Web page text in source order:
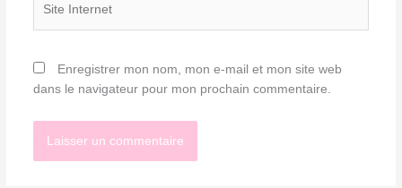
Enregistrer mon nom, mon e-mail et mon site web
dans le navigateur pour mon prochain commentaire.